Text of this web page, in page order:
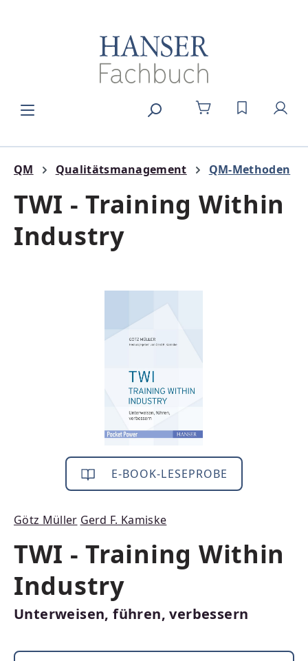
DU HAST 0
QM Qualitätsmanagement QM-Methoden
TWI - Training Within
Industry
E-BOOK-LESEPROBE
Götz Müller Gerd F. Kamiske
TWI - Training Within
Industry
Unterweisen, führen, verbessern